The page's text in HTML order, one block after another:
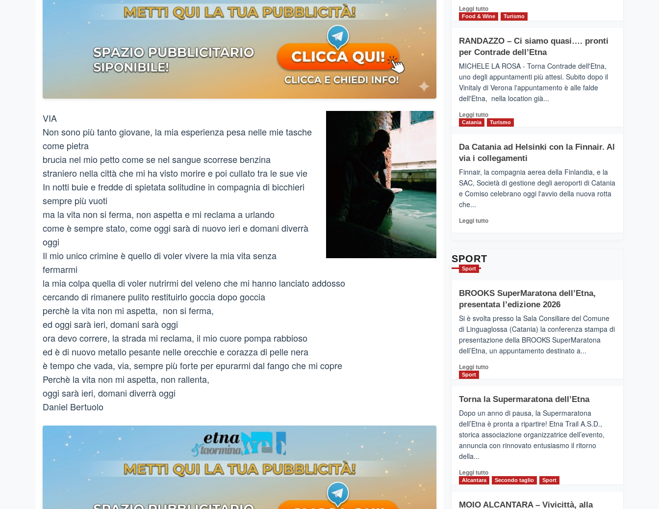
VIA
Non sono più tanto giovane, la mia esperienza pesa nelle mie tasche
come pietra
brucia nel mio petto come se nel sangue scorrese benzina
straniero nella città che mi ha visto morire e poi cullato tra le sue vie
In notti buie e fredde di spietata solitudine in compagnia di bicchieri
sempre più vuoti
ma la vita non si ferma, non aspetta e mi reclama a urlando
come è sempre stato, come oggi sarà di nuovo ieri e domani diverrà
oggi
Il mio unico crimine è quello di voler vivere la mia vita senza
fermarmi
la mia colpa quella di voler nutrirmi del veleno che mi hanno lanciato addosso
cercando di rimanere pulito restituirlo goccia dopo goccia
perchè la vita non mi aspetta, non si ferma,
ed oggi sarà ieri, domani sarà oggi
ora devo correre, la strada mi reclama, il mio cuore pompa rabbioso
ed è di nuovo metallo pesante nelle orecchie e corazza di pelle nera
è tempo che vada, via, sempre più forte per epurarmi dal fango che mi copre
Perchè la vita non mi aspetta, non rallenta,
oggi sarà ieri, domani diverrà oggi
Daniel Bertuolo
PRESENTA
IL
SUMMER
BOOK
CLUB
Leggi tuttoLeggi
di
VIAGRANDE
(Ct)
–
presenta
“Vino
&
2026”.
Le
dell’enoturismo
sull’Etna
Food & Wine Turismo
RANDAZZO – Ci siamo quasi…. pronti
per Contrade dell’Etna
MICHELE LA ROSA - Torna Contrade dell'Etna,
uno degli appuntamenti più attesi. Subito dopo il
Vinitaly di Verona l'appuntamento è alle falde
dell'Etna, nella location già...
Leggi tuttoLeggi
di
RANDAZZO
–
siamo
quasi….
pronti
dell’Etna
Catania Turismo
Da Catania ad Helsinki con la Finnair. Al
via i collegamenti
Finnair, la compagnia aerea della Finlandia, e la
SAC, Società di gestione degli aeroporti di Catania
e Comiso celebrano oggi l'avvio della nuova rotta
che...
Leggi tuttoLeggi
con
la
Al
via
i
collegamenti
SPORT
Sport
BROOKS SuperMaratona dell’Etna,
presentata l’edizione 2026
Si è svolta presso la Sala Consiliare del Comune
di Linguaglossa (Catania) la conferenza stampa di
presentazione della BROOKS SuperMaratona
dell’Etna, un appuntamento destinato a...
Leggi tuttoLeggi
BROOKS
SuperMaratona
dell’Etna,
presentata
l’edizione
2026
Sport
Torna la Supermaratona dell’Etna
Dopo un anno di pausa, la Supermaratona
dell’Etna è pronta a ripartire! Etna Trail A.S.D.,
storica associazione organizzatrice dell’evento,
annuncia con rinnovato entusiasmo il ritorno
della...
Leggi tuttoLeggi
Alcantara Secondo taglio Sport
MOIO ALCANTARA – Vivicittà, alla